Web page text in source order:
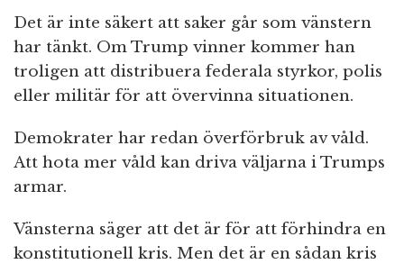
Det är inte säkert att saker går som vänstern
har tänkt. Om Trump vinner kommer han
troligen att distribuera federala styrkor, polis
eller militär för att övervinna situationen.
Demokrater har redan överförbruk av våld.
Att hota mer våld kan driva väljarna i Trumps
armar.
Vänsterna säger att det är för att förhindra en
konstitutionell kris. Men det är en sådan kris